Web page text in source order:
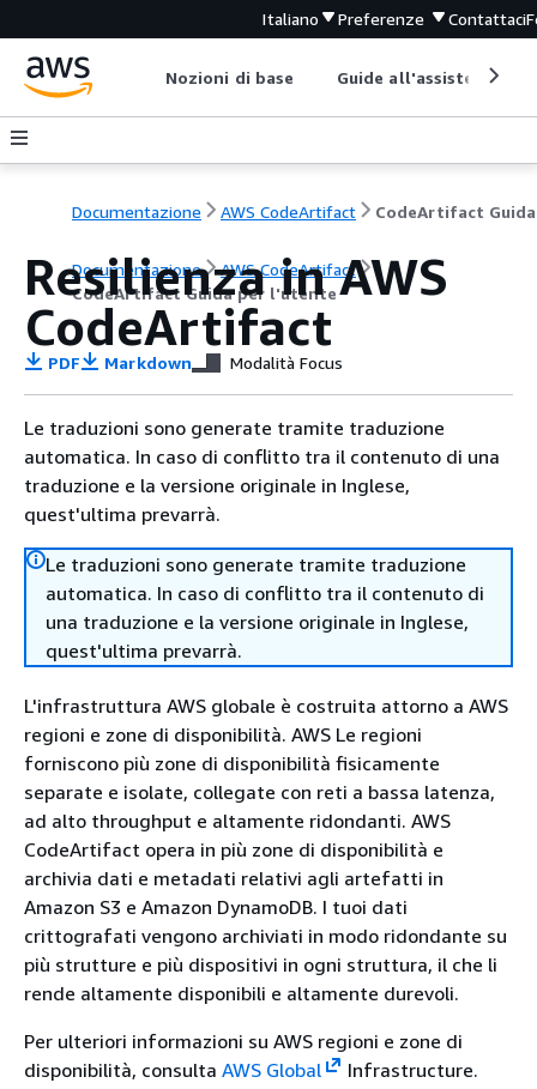
Italiano Preferenze Contattaci
Nozioni di base Guide all'assistenza
Documentazione AWS CodeArtifact
Documentazione
AWS CodeArtifact
CodeArtifact Guida per l'utente
Resilienza in AWS
CodeArtifact
PDF Markdown Modalità Focus
Le traduzioni sono generate tramite traduzione
automatica. In caso di conflitto tra il contenuto di una
traduzione e la versione originale in Inglese,
quest'ultima prevarrà.
Le traduzioni sono generate tramite traduzione
automatica. In caso di conflitto tra il contenuto di
una traduzione e la versione originale in Inglese,
quest'ultima prevarrà.
L'infrastruttura AWS globale è costruita attorno a AWS
regioni e zone di disponibilità. AWS Le regioni
forniscono più zone di disponibilità fisicamente
separate e isolate, collegate con reti a bassa latenza,
ad alto throughput e altamente ridondanti. AWS
CodeArtifact opera in più zone di disponibilità e
archivia dati e metadati relativi agli artefatti in
Amazon S3 e Amazon DynamoDB. I tuoi dati
crittografati vengono archiviati in modo ridondante su
più strutture e più dispositivi in ogni struttura, il che li
rende altamente disponibili e altamente durevoli.
Per ulteriori informazioni su AWS regioni e zone di
disponibilità, consulta AWS Global Infrastructure.